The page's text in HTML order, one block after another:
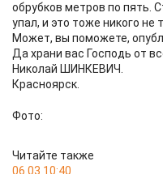
обрубков метров по пять.
упал, и это тоже никого не
Может, вы поможете,
Да храни вас Господь от
Николай ШИНКЕВИЧ.
Красноярск.
Фото:
Читайте также
06.03 10:40